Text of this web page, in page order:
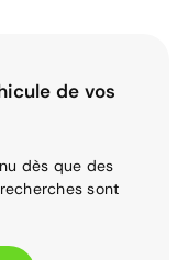
de vos
dès que des
sont